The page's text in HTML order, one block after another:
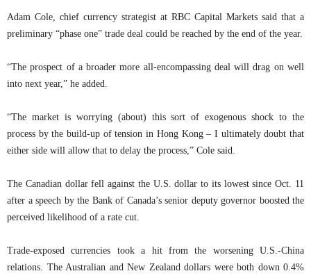
Adam Cole, chief currency strategist at RBC Capital Markets said that a
preliminary “phase one” trade deal could be reached by the end of the year.
“The prospect of a broader more all-encompassing deal will drag on well
into next year,” he added.
“The market is worrying (about) this sort of exogenous shock to the
process by the build-up of tension in Hong Kong – I ultimately doubt that
either side will allow that to delay the process,” Cole said.
The Canadian dollar fell against the U.S. dollar to its lowest since Oct. 11
after a speech by the Bank of Canada’s senior deputy governor boosted the
perceived likelihood of a rate cut.
Trade-exposed currencies took a hit from the worsening U.S.-China
relations. The Australian and New Zealand dollars were both down 0.4%